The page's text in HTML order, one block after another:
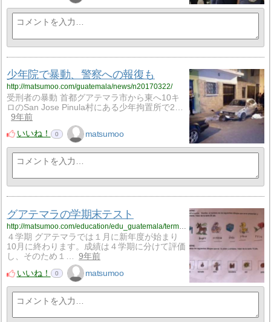
少年院で暴動、警察への報復も
http://matsumoo.com/guatemala/news/n20170322/
受刑者の暴動 首都グアテマラ市から東へ10キ
ロのSan Jose Pinula村にある少年拘置所で2…
9年前
いいね！
0 matsumoo
グアテマラの学期末テスト
４学期 グアテマラでは１月に新年度が始まり
10月に終わります。成績は４学期に分けて評価
し、そのため１…
9年前
いいね！
0 matsumoo